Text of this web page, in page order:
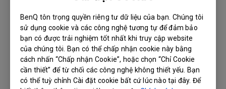
BenQ tôn trọng quyền riêng tư dữ liệu của bạn. Chúng tôi
sử dụng cookie và các công nghệ tương tự để đảm bảo
bạn có được trải nghiệm tốt nhất khi truy cập website
của chúng tôi. Bạn có thể chấp nhận cookie này bằng
cách nhấn “Chấp nhận Cookie”, hoặc chọn “Chỉ Cookie
cần thiết” để từ chối các công nghệ không thiết yếu. Bạn
có thể tuỳ chỉnh Cài đặt cookie bất cứ lúc nào tại đây. Để
S/PDIF ra 0 | 1 (optical)
Ethernet LAN
10 / 100 / 1000 Mbps (Android),
10 / 100 / 1000 Mbps (OPS) × 2
3.5 mm Line in (2) Mic × 1